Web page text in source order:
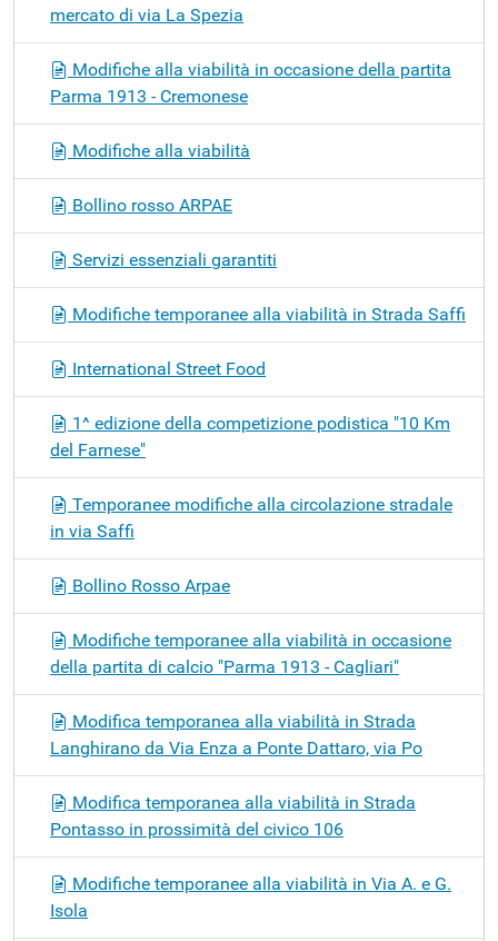
mercato di via La Spezia
Modifiche alla viabilità in occasione della partita
Parma 1913 - Cremonese
Modifiche alla viabilità
Bollino rosso ARPAE
Servizi essenziali garantiti
Modifiche temporanee alla viabilità in Strada Saffi
International Street Food
1^ edizione della competizione podistica "10 Km
del Farnese"
Temporanee modifiche alla circolazione stradale
in via Saffi
Bollino Rosso Arpae
Modifiche temporanee alla viabilità in occasione
della partita di calcio "Parma 1913 - Cagliari"
Modifica temporanea alla viabilità in Strada
Langhirano da Via Enza a Ponte Dattaro, via Po
Modifica temporanea alla viabilità in Strada
Pontasso in prossimità del civico 106
Modifiche temporanee alla viabilità in Via A. e G.
Isola